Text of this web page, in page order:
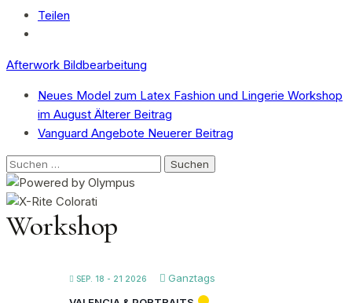
Teilen
Afterwork Bildbearbeitung
Neues Model zum Latex Fashion und Lingerie Workshop
im August Älterer Beitrag
Vanguard Angebote Neuerer Beitrag
Suchen
nach:
Workshop
SEP. 18 - 21 2026
Ganztags